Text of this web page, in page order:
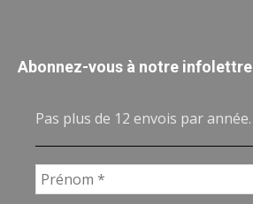
Abonnez-vous à notre infolettre
Pas plus de 12 envois par année.